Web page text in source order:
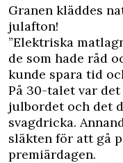
Granen kläddes
julafton!
”Elektriska
de som hade råd
kunde spara tid
På 30-talet var
julbordet och det
svagdricka.
släkten för att gå
premiärdagen.